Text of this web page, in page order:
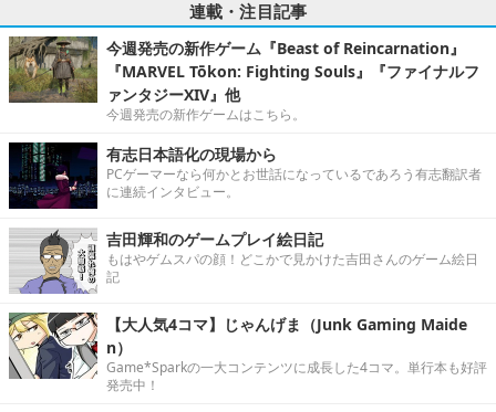
連載・注目記事
今週発売の新作ゲーム『Beast of Reincarnation』
『MARVEL Tōkon: Fighting Souls』『ファイナルフ
ァンタジーXIV』他
今週発売の新作ゲームはこちら。
有志日本語化の現場から
PCゲーマーなら何かとお世話になっているであろう有志翻訳者
に連続インタビュー。
吉田輝和のゲームプレイ絵日記
もはやゲムスパの顔！どこかで見かけた吉田さんのゲーム絵日
記
【大人気4コマ】じゃんげま（Junk Gaming Maide
n）
Game*Sparkの一大コンテンツに成長した4コマ。単行本も好評
発売中！